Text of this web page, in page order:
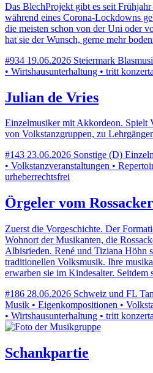
Das BlechProjekt gibt es seit
während eines Corona-Lockdowns
die meisten schon von der Uni oder
hat sie der Wunsch, gerne mehr
#934 19.06.2026 Steiermark
• Wirtshausunterhaltung • tritt
Julian de Vries
Einzelmusiker mit Akkordeon. Spielt
von Volkstanzgruppen, zu
#143 23.06.2026 Sonstige (D)
• Volkstanzveranstaltungen •
urheberrechtsfrei
Örgeler vom Rossacker
Zuerst die Vorgeschichte. Der
Wohnort der Musikanten, die
Albisrieden. René und Tiziana Höhn
traditionellen Volksmusik. Ihre
erwarben sie im Kindesalter.
#186 28.06.2026 Schweiz und FL
Musik • Eigenkompositionen •
• Wirtshausunterhaltung • tritt
Schankpartie